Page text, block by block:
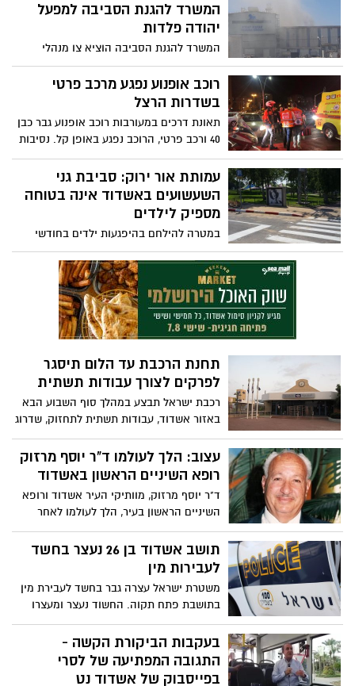
על החמאס.
המשרד להגנת הסביבה למפעל
יהודה פלדות
המשרד להגנת הסביבה הוציא צו מנהלי
למפעל "יהודה פלדות" באזור התעשייה
הצפוני באשדוד, שפעילותו גרמה לזיהום
אוויר חזק ובלתי סביר, והגביל את פעילות
המפעל התקין מערכת טיפול בגזים הנפלטים
בתהליך הייצור
רוכב אופנוע נפגע מרכב פרטי
בשדרות הרצל
תאונת דרכים במעורבות רוכב אופנוע גבר כבן
40 ורכב פרטי, הרוכב נפגע באופן קל. נסיבות
התאונה נבדקות
עמותת אור ירוק: סביבת גני
השעשועים באשדוד אינה בטוחה
מספיק לילדים
במטרה להילחם בהיפגעות ילדים בחודשי
הקיץ, סקרו מתנדבי עמותת אור ירוק את
סביבת גני השעשועים ברחבי הארץ, כך גם
באשדוד, ובחנו את רמת ואיכות בטיחותם.
עפ"י תוצאות התצפית: סמוך לכל גני
השעשועים שנצפו בעיר אין פסי האטה
תחנת הרכבת עד הלום תיסגר
לפרקים לצורך עבודות תשתית
רכבת ישראל תבצע במהלך סוף השבוע הבא
באזור אשדוד, עבודות תשתית לתחזוק, שדרוג
והחלפה של כקילומטר מסילה. בימים אלה
תחנת אשדוד עד הלום תהיה סגורה לשירות,
ובתנועת הרכבות באזור יחולו שינויים –
עצוב: הלך לעולמו ד"ר יוסף מרזוק
רופא השיניים הראשון באשדוד
ד"ר יוסף מרזוק, מוותיקי העיר אשדוד ורופא
השיניים הראשון בעיר, הלך לעולמו לאחר
שהחמיר מצבו כתוצאה ממחלת הסוכרת בה
חלה מאז נהרג בנו במלחמת שלום הגליל,
והוא בן 90
תושב אשדוד בן 26 נעצר בחשד
לעבירות מין
משטרת ישראל עצרה גבר בחשד לעבירת מין
בתושבת פתח תקוה. החשוד נעצר ומעצרו
הוארך בבית המשפט. הגבר תושב אשדוד בן
26
בעקבות הביקורת הקשה -
התגובה המפתיעה של לסרי
בפייסבוק של אשדוד נט